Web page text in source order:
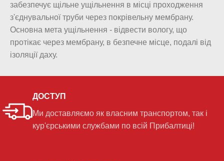
забезпечує щільне ущільнення в місці проходження
з'єднувальної труби через покрівельну мембрану.
Основна мета ущільнення - відвести вологу, що
протікає через мембрану, в безпечне місце, подалі від
ізоляції даху.
ДОСТУП
Ми доставляємо як власним транспортом, так і
кур'єрськими службами по всій Прибалтиці!